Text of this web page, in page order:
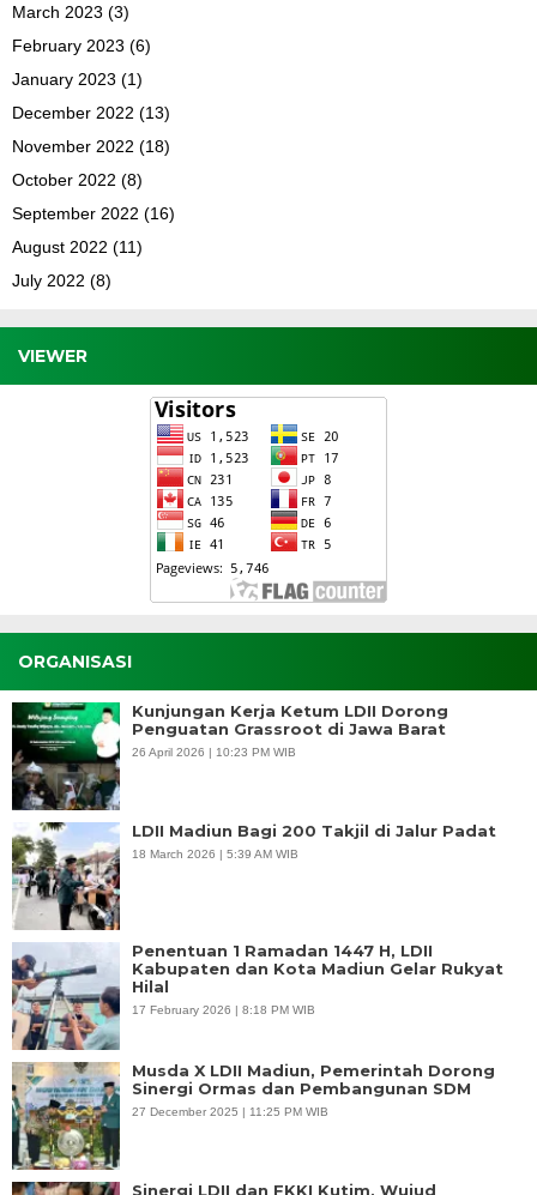
March 2023 (3)
February 2023 (6)
January 2023 (1)
December 2022 (13)
November 2022 (18)
October 2022 (8)
September 2022 (16)
August 2022 (11)
July 2022 (8)
VIEWER
ORGANISASI
Kunjungan Kerja Ketum LDII Dorong
Penguatan Grassroot di Jawa Barat
26 April 2026 | 10:23 PM WIB
LDII Madiun Bagi 200 Takjil di Jalur Padat
18 March 2026 | 5:39 AM WIB
Penentuan 1 Ramadan 1447 H, LDII
Kabupaten dan Kota Madiun Gelar Rukyat
Hilal
17 February 2026 | 8:18 PM WIB
Musda X LDII Madiun, Pemerintah Dorong
Sinergi Ormas dan Pembangunan SDM
27 December 2025 | 11:25 PM WIB
Sinergi LDII dan FKKI Kutim, Wujud